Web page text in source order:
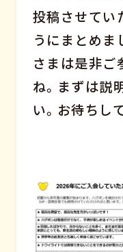
投稿させてい
うにまとめま
さまは是非ご
ね。まずは説
い。お待ちし